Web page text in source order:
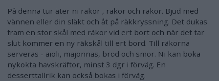
På denna tur äter ni räkor , räkor och räkor. Bjud med
vännen eller din släkt och åt på räkkryssning. Det dukas
fram en stor skål med räkor vid ert bort och när det tar
slut kommer en ny räkskål till ert bord. Till räkorna
serveras - aioli, majonnäs, bröd och smör. Ni kan boka
nykokta havskräftor, minst 3 dgr i förväg. En
desserttallrik kan också bokas i förväg.